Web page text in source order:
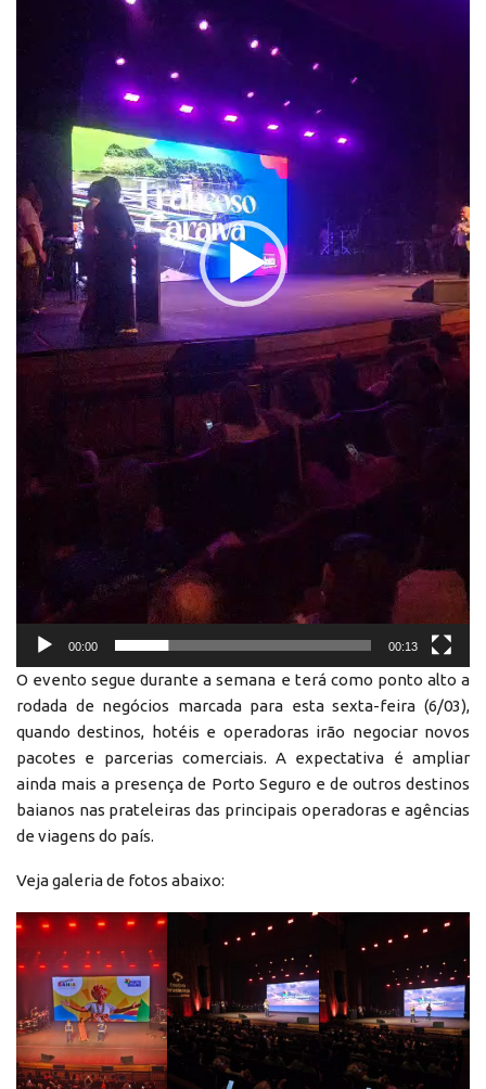
00:00 00:13
O evento segue durante a semana e terá como ponto alto a
rodada de negócios marcada para esta sexta-feira (6/03),
quando destinos, hotéis e operadoras irão negociar novos
pacotes e parcerias comerciais. A expectativa é ampliar
ainda mais a presença de Porto Seguro e de outros destinos
baianos nas prateleiras das principais operadoras e agências
de viagens do país.
Veja galeria de fotos abaixo: